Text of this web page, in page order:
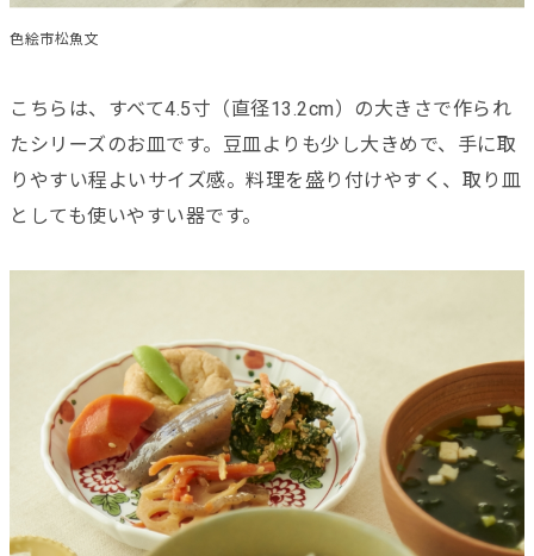
色絵市松魚文
こちらは、すべて4.5寸（直径13.2cm）の大きさで作られ
たシリーズのお皿です。豆皿よりも少し大きめで、手に取
りやすい程よいサイズ感。料理を盛り付けやすく、取り皿
としても使いやすい器です。